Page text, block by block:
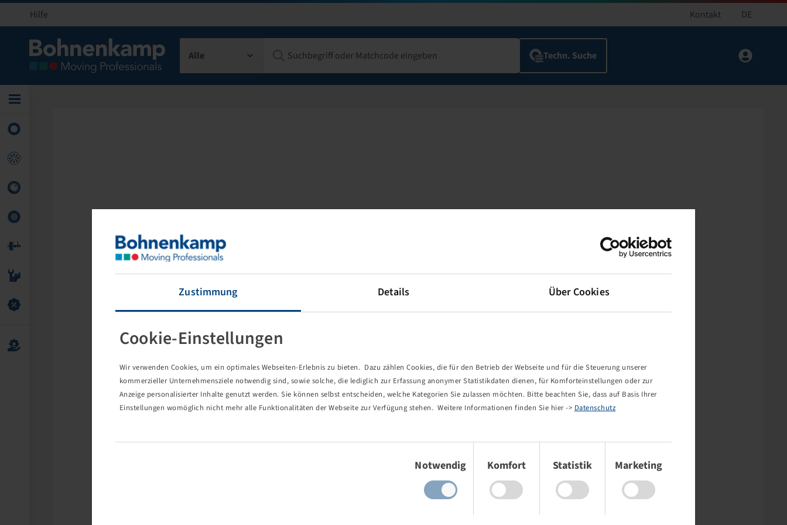
Zustimmung Details Über Cookies
Cookie-Einstellungen
Wir verwenden Cookies, um ein optimales Webseiten-Erlebnis zu bieten. Dazu zählen Cookies, die für den Betrieb der Webseite und für die Steuerung unserer
kommerzieller Unternehmensziele notwendig sind, sowie solche, die lediglich zur Erfassung anonymer Statistikdaten dienen, für Komforteinstellungen oder zur
Anzeige personalisierter Inhalte genutzt werden. Sie können selbst entscheiden, welche Kategorien Sie zulassen möchten. Bitte beachten Sie, dass auf Basis Ihrer
Einstellungen womöglich nicht mehr alle Funktionalitäten der Webseite zur Verfügung stehen. Weitere Informationen finden Sie hier -> Datenschutz
Notwendig
Komfort Statistik Marketing
Hilfe Kontakt DE
Alle
Die von Ihnen aufgerufene Seite existiert nicht!